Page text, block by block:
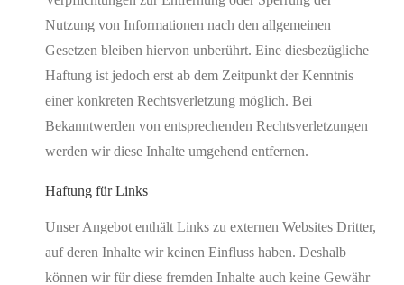
Nutzung von Informationen nach den allgemeinen
Gesetzen bleiben hiervon unberührt. Eine diesbezügliche
Haftung ist jedoch erst ab dem Zeitpunkt der Kenntnis
einer konkreten Rechtsverletzung möglich. Bei
Bekanntwerden von entsprechenden Rechtsverletzungen
werden wir diese Inhalte umgehend entfernen.
Haftung für Links
Unser Angebot enthält Links zu externen Websites Dritter,
auf deren Inhalte wir keinen Einfluss haben. Deshalb
können wir für diese fremden Inhalte auch keine Gewähr